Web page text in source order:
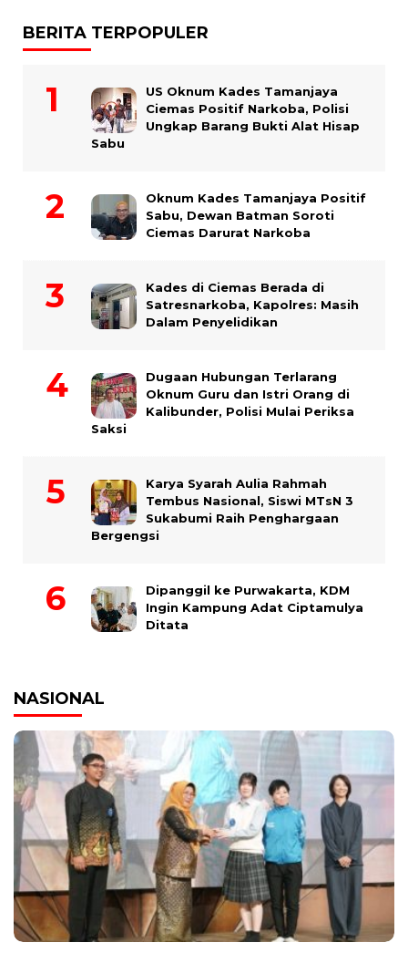
BERITA TERPOPULER
US Oknum Kades Tamanjaya
Ciemas Positif Narkoba, Polisi
Ungkap Barang Bukti Alat Hisap
Sabu
Oknum Kades Tamanjaya Positif
Sabu, Dewan Batman Soroti
Ciemas Darurat Narkoba
Kades di Ciemas Berada di
Satresnarkoba, Kapolres: Masih
Dalam Penyelidikan
Dugaan Hubungan Terlarang
Oknum Guru dan Istri Orang di
Kalibunder, Polisi Mulai Periksa
Saksi
Karya Syarah Aulia Rahmah
Tembus Nasional, Siswi MTsN 3
Sukabumi Raih Penghargaan
Bergengsi
Dipanggil ke Purwakarta, KDM
Ingin Kampung Adat Ciptamulya
Ditata
NASIONAL